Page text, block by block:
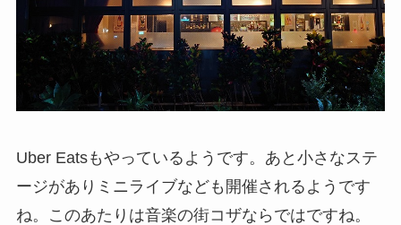
Uber Eatsもやっているようです。あと小さなステ
ージがありミニライブなども開催されるようです
ね。このあたりは音楽の街コザならではですね。